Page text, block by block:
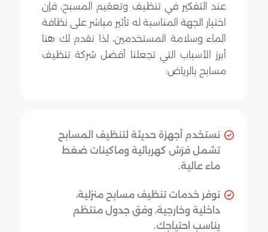
عند التفكير في تنظيف وتعقيم المسبح، فإن
اختيار الجهة المناسبة له تأثير مباشر على نظافة
الماء وسلامة المستخدمين، لذا نقدم لك هنا
أبرز الأسباب التي تجعلنا أفضل شركة تنظيف
مسابح بالرياض:
نستخدم أجهزة حديثة لتنظيف المسابح
تشمل فرَش كهربائية وماكينات ضغط
ماء عالية.
نوفر خدمات تنظيف مسابح منزلية،
داخلية وخارجية، وفق جدول منتظم
يناسب احتياجك.